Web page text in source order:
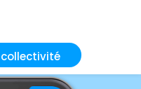
collectivité